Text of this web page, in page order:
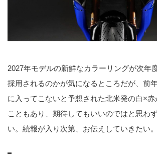
2027年モデルの新鮮なカラーリングが次年
採用されるのかが気になるところだが、前
に入ってこないと予想された北米発の白×
こともあり、期待してもいいのではと思わ
い。続報が入り次第、お伝えしていきたい。